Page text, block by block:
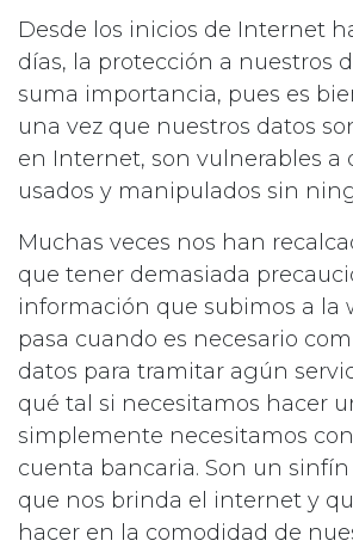
Desde los inicios de Internet
días, la protección a nuestros
suma importancia, pues es
una vez que nuestros datos
en Internet, son vulnerables a
usados y manipulados sin
Muchas veces nos han
que tener demasiada
información que subimos a la
pasa cuando es necesario
datos para tramitar agún
qué tal si necesitamos hacer
simplemente necesitamos
cuenta bancaria. Son un
que nos brinda el internet y
hacer en la comodidad de